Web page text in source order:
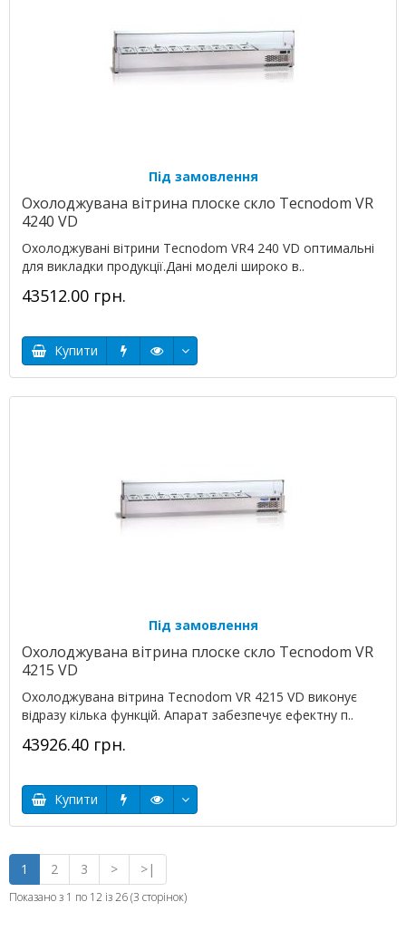
Під замовлення
Охолоджувана вітрина плоске скло Tecnodom VR
4240 VD
Охолоджувані вітрини Tecnodom VR4 240 VD оптимальні
для викладки продукції.Дані моделі широко в..
43512.00 грн.
Купити
Під замовлення
Охолоджувана вітрина плоске скло Tecnodom VR
4215 VD
Охолоджувана вітрина Tecnodom VR 4215 VD виконує
відразу кілька функцій. Апарат забезпечує ефектну п..
43926.40 грн.
Купити
1 2 3 > >|
Показано з 1 по 12 із 26 (3 сторінок)